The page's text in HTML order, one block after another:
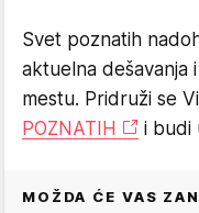
Svet poznatih
aktuelna dešavanja
mestu. Pridruži se
POZNATIH
i budi
MOŽDA ĆE VAS